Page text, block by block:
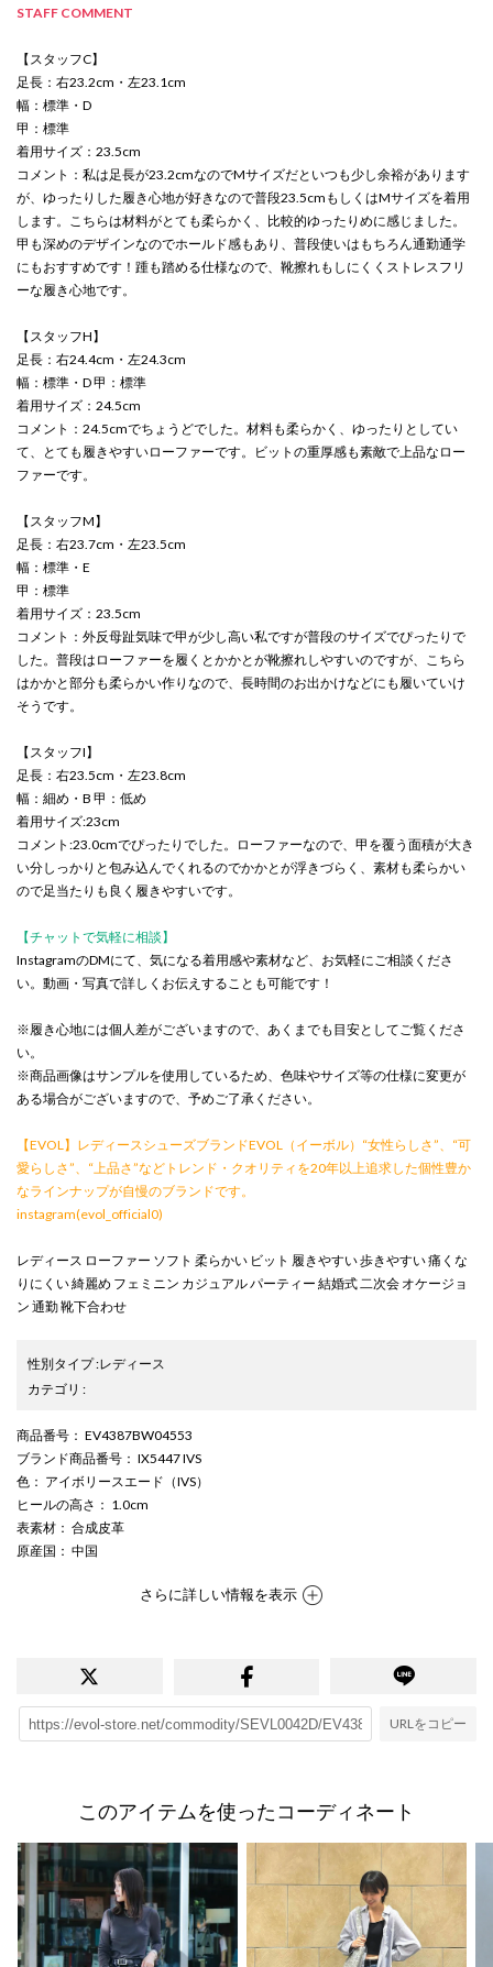
STAFF COMMENT
【スタッフC】
足長：右23.2cm・左23.1cm
幅：標準・D
甲：標準
着用サイズ：23.5cm
コメント：私は足長が23.2cmなのでMサイズだといつも少し余裕があります
が、ゆったりした履き心地が好きなので普段23.5cmもしくはMサイズを着用
します。こちらは材料がとても柔らかく、比較的ゆったりめに感じました。
甲も深めのデザインなのでホールド感もあり、普段使いはもちろん通勤通学
にもおすすめです！踵も踏める仕様なので、靴擦れもしにくくストレスフリ
ーな履き心地です。
【スタッフH】
足長：右24.4cm・左24.3cm
幅：標準・D 甲：標準
着用サイズ：24.5cm
コメント：24.5cmでちょうどでした。材料も柔らかく、ゆったりとしてい
て、とても履きやすいローファーです。ビットの重厚感も素敵で上品なロー
ファーです。
【スタッフM】
足長：右23.7cm・左23.5cm
幅：標準・E
甲：標準
着用サイズ：23.5cm
コメント：外反母趾気味で甲が少し高い私ですが普段のサイズでぴったりで
した。普段はローファーを履くとかかとが靴擦れしやすいのですが、こちら
はかかと部分も柔らかい作りなので、長時間のお出かけなどにも履いていけ
そうです。
【スタッフI】
足長：右23.5cm・左23.8cm
幅：細め・B 甲：低め
着用サイズ:23cm
コメント:23.0cmでぴったりでした。ローファーなので、甲を覆う面積が大き
い分しっかりと包み込んでくれるのでかかとが浮きづらく、素材も柔らかい
ので足当たりも良く履きやすいです。
【チャットで気軽に相談】
InstagramのDMにて、気になる着用感や素材など、お気軽にご相談くださ
い。動画・写真で詳しくお伝えすることも可能です！
※履き心地には個人差がございますので、あくまでも目安としてご覧くださ
い。
※商品画像はサンプルを使用しているため、色味やサイズ等の仕様に変更が
ある場合がございますので、予めご了承ください。
【EVOL】レディースシューズブランドEVOL（イーボル）“女性らしさ”、“可
愛らしさ”、“上品さ”などトレンド・クオリティを20年以上追求した個性豊か
なラインナップが自慢のブランドです。
instagram(evol_official0)
レディース ローファー ソフト 柔らかい ビット 履きやすい 歩きやすい 痛くな
りにくい 綺麗め フェミニン カジュアル パーティー 結婚式 二次会 オケージョ
ン 通勤 靴下合わせ
性別タイプ:レディース
カテゴリ :
商品番号 ： EV4387BW04553
ブランド商品番号 ： IX5447 IVS
色 ： アイボリースエード（IVS）
ヒールの高さ ： 1.0cm
表素材 ： 合成皮革
原産国 ： 中国
さらに詳しい情報を表示
URLをコピー
このアイテムを使ったコーディネート